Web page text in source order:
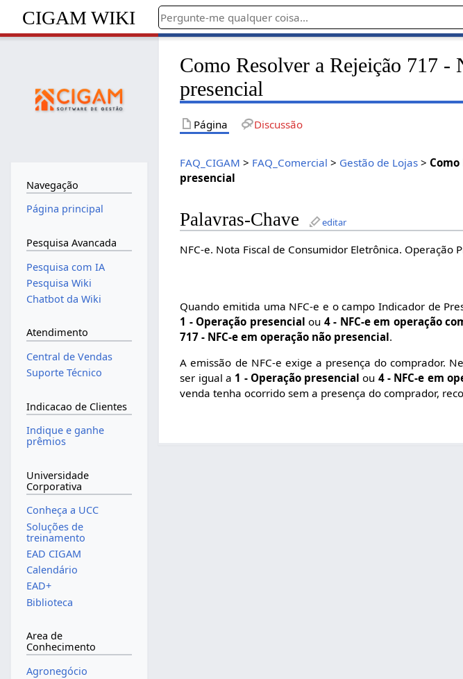
CIGAM WIKI
Como Resolver a Rejeição 717 -
presencial
Página Discussão
FAQ_CIGAM > FAQ_Comercial > Gestão de Lojas >
presencial
Palavras-Chave editar
NFC-e. Nota Fiscal de Consumidor Eletrônica. Operação
Quando emitida uma NFC-e e o campo Indicador de
1 - Operação presencial ou 4 - NFC-e em operação
717 - NFC-e em operação não presencial.
A emissão de NFC-e exige a presença do comprador.
ser igual a 1 - Operação presencial ou 4 - NFC-e em
venda tenha ocorrido sem a presença do comprador,
Navegação
Página principal
Pesquisa Avancada
Pesquisa com IA
Pesquisa Wiki
Chatbot da Wiki
Atendimento
Central de Vendas
Suporte Técnico
Indicacao de Clientes
Indique e ganhe
prêmios
Universidade
Corporativa
Conheça a UCC
Soluções de
treinamento
EAD CIGAM
Calendário
EAD+
Biblioteca
Area de
Conhecimento
Agronegócio